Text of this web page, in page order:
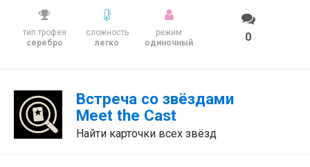
тип трофея
серебро
сложность
легко
режим
одиночный
0
Встреча со звёздами
Meet the Cast
Найти карточки всех звёзд